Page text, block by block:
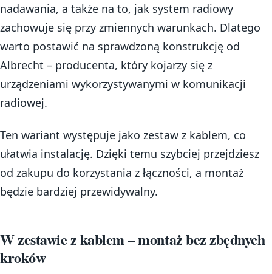
nadawania, a także na to, jak system radiowy
zachowuje się przy zmiennych warunkach. Dlatego
warto postawić na sprawdzoną konstrukcję od
Albrecht – producenta, który kojarzy się z
urządzeniami wykorzystywanymi w komunikacji
radiowej.
Ten wariant występuje jako zestaw z kablem, co
ułatwia instalację. Dzięki temu szybciej przejdziesz
od zakupu do korzystania z łączności, a montaż
będzie bardziej przewidywalny.
W zestawie z kablem – montaż bez zbędnych
kroków